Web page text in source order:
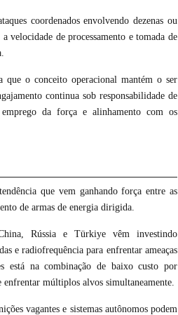
coordenados envolvendo dezenas ou
velocidade de processamento e tomada de
que o conceito operacional mantém o ser
continua sob responsabilidade de
da força e alinhamento com os
que vem ganhando força entre as
de armas de energia dirigida.
Rússia e Türkiye vêm investindo
e radiofrequência para enfrentar ameaças
está na combinação de baixo custo por
enfrentar múltiplos alvos simultaneamente.
vagantes e sistemas autônomos podem